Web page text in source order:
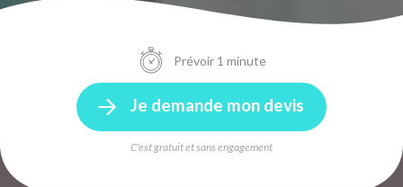
Prévoir 1 minute
Je demande mon devis
C'est gratuit et sans engagement